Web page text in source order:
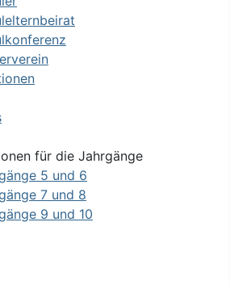
für die Jahrgänge
5 und 6
7 und 8
9 und 10